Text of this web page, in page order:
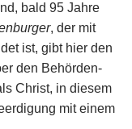
bald 95 Jahre
, der mit
ist, gibt hier den
den Behörden-
Christ, in diesem
mit einem